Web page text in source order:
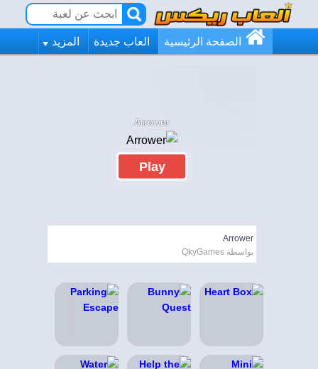
الصفحة الرئيسية العاب جديدة المزيد
Arrower
Play
Arrower
بواسطة QkyGames